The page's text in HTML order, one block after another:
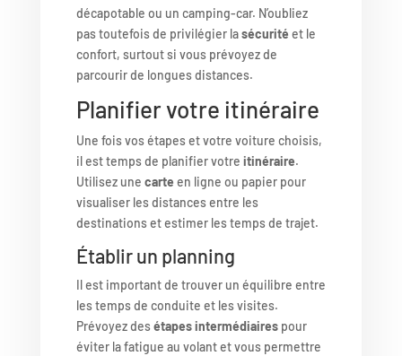
décapotable ou un camping-car. N’oubliez
pas toutefois de privilégier lasécurité et le
confort, surtout si vous prévoyez de
parcourir de longues distances.
Planifier votre itinéraire
Une fois vos étapes et votre voiture choisis,
il est temps de planifier votre itinéraire.
Utilisez une carte en ligne ou papier pour
visualiser les distances entre les
destinations et estimer les temps de trajet.
Établir un planning
Il est important de trouver un équilibre entre
les temps de conduite et les visites.
Prévoyez desétapes intermédiairespour
éviter la fatigue au volant et vous permettre